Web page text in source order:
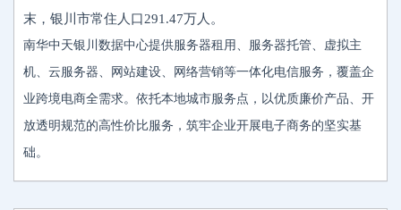
末，银川市常住人口291.47万人。
南华中天银川数据中心提供服务器租用、服务器托管、虚拟主
机、云服务器、网站建设、网络营销等一体化电信服务，覆盖企
业跨境电商全需求。依托本地城市服务点，以优质廉价产品、开
放透明规范的高性价比服务，筑牢企业开展电子商务的坚实基
础。